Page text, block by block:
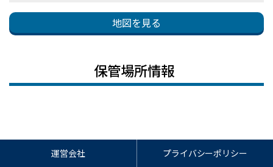
地図を見る
保管場所情報
運営会社 プライバシーポリシー